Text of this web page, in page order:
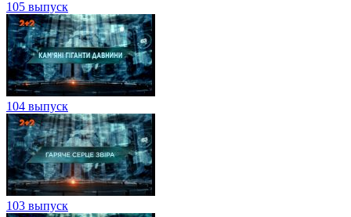
105 выпуск
104 выпуск
103 выпуск